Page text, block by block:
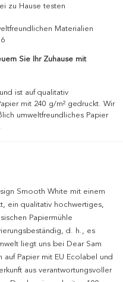
zu Hause testen
Materialien
Sie Ihr Zuhause mit
ist auf qualitativ
mit 240 g/m² gedruckt. Wir
umweltfreundliches Papier
Smooth White mit einem
ein qualitativ hochwertiges,
Papiermühle
d. h., es
liegt uns bei Dear Sam
Papier mit EU Ecolabel und
aus verantwortungsvoller